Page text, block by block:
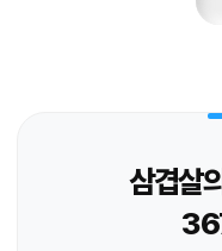
삼겹살